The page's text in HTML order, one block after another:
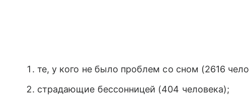
те, у кого не было проблем со сном (2616
страдающие бессонницей (404 человека);